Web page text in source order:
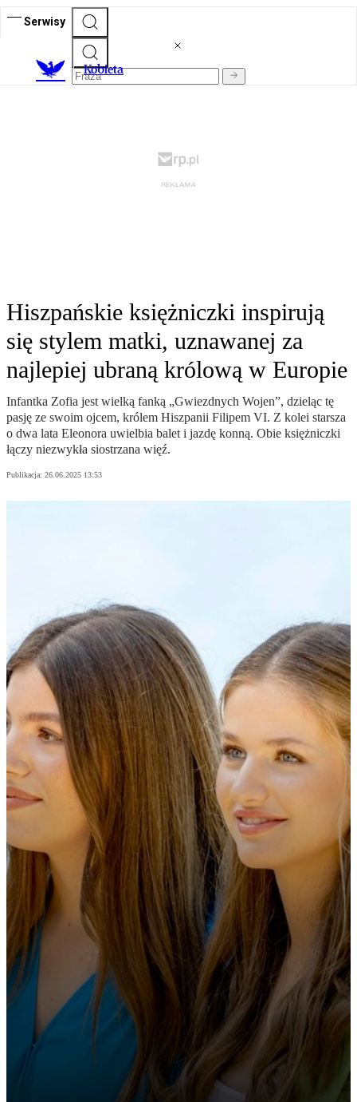
Serwisy
Kobieta
Hiszpańskie księżniczki inspirują
się stylem matki, uznawanej za
najlepiej ubraną królową w Europie
Infantka Zofia jest wielką fanką „Gwiezdnych Wojen”, dzieląc tę
pasję ze swoim ojcem, królem Hiszpanii Filipem VI. Z kolei starsza
o dwa lata Eleonora uwielbia balet i jazdę konną. Obie księżniczki
łączy niezwykła siostrzana więź.
Publikacja: 26.06.2025 13:53